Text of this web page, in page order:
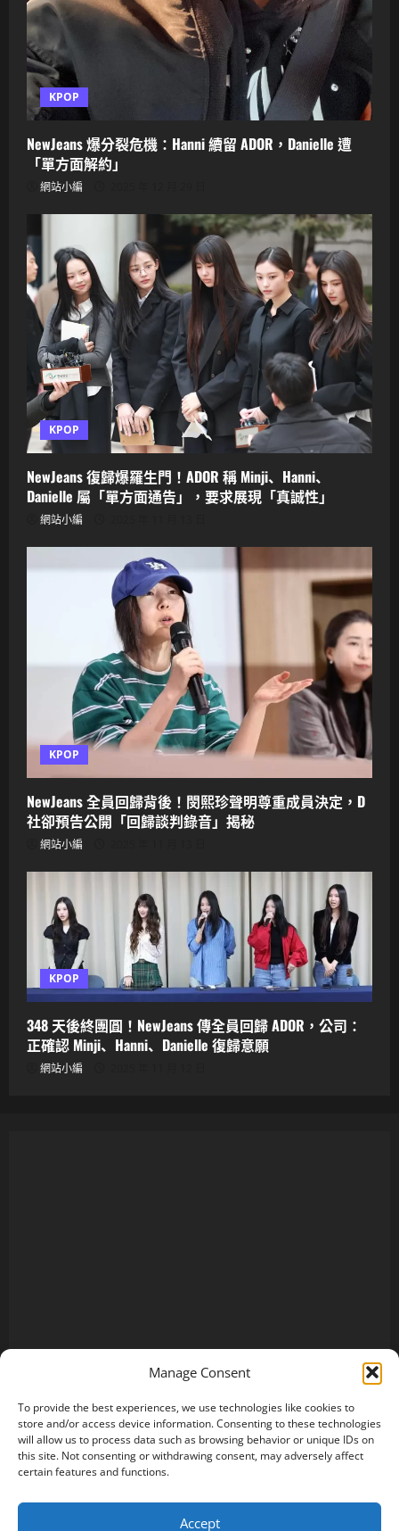
Manage Consent
To provide the best experiences, we use technologies like cookies to
store and/or access device information. Consenting to these technologies
will allow us to process data such as browsing behavior or unique IDs on
this site. Not consenting or withdrawing consent, may adversely affect
certain features and functions.
Accept
KPOP
NewJeans 爆分裂危機：Hanni 續留 ADOR，Danielle 遭
「單方面解約」
網站小編
KPOP
NewJeans 復歸爆羅生門！ADOR 稱 Minji、Hanni、
Danielle 屬「單方面通告」，要求展現「真誠性」
網站小編
KPOP
NewJeans 全員回歸背後！閔熙珍聲明尊重成員決定，D
社卻預告公開「回歸談判錄音」揭秘
網站小編
KPOP
348 天後終團圓！NewJeans 傳全員回歸 ADOR，公司：
正確認 Minji、Hanni、Danielle 復歸意願
網站小編